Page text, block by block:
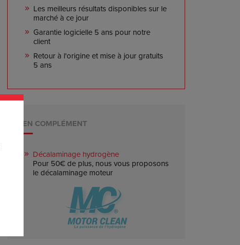
Les meilleurs résultats disponibles sur le
marché à ce jour
Garantie logicielle 5 ans pour notre
client
Retour à l'origine et mise à jour gratuits
5 ans
EN COMPLÉMENT
Décalaminage hydrogène
Pour 50€ de plus, nous vous proposons
le décalaminage moteur